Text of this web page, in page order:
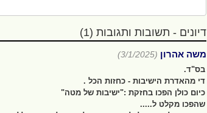
דיונים - תשובות ותגובות (1)
משה אהרון (3/1/2025)
בס"ד.
די מהאדרת הישיבות - כחזות הכל .
כיום כולן הפכו בחזקת :"ישיבות של מטה"
שהפכו מקלט ל.....